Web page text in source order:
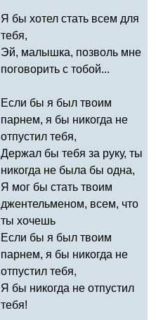
Я бы хотел стать всем для
тебя,
Эй, малышка, позволь мне
поговорить с тобой...
Если бы я был твоим
парнем, я бы никогда не
отпустил тебя,
Держал бы тебя за руку, ты
никогда не была бы одна,
Я мог бы стать твоим
джентельменом, всем, что
ты хочешь
Если бы я был твоим
парнем, я бы никогда не
отпустил тебя,
Я бы никогда не отпустил
тебя!